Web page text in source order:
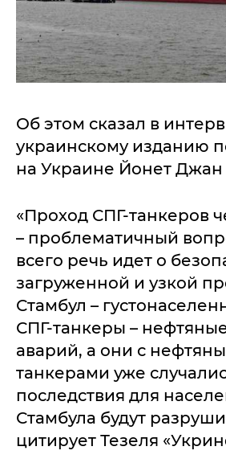
Об этом сказал в
украинскому изданию
на Украине Йонет Джан
«Проход СПГ-танкеров
– проблематичный
всего речь идет о
загруженной и узкой
Стамбул –
СПГ-танкеры –
аварий, а они с
танкерами уже
последствия для
Стамбула будут
цитирует Тезеля